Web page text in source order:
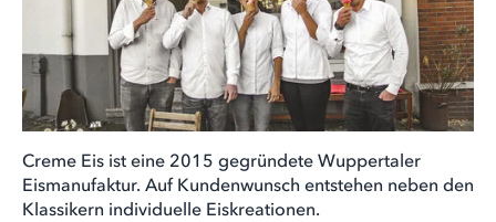
Creme Eis ist eine 2015 gegründete Wuppertaler
Eismanufaktur. Auf Kundenwunsch entstehen neben den
Klassikern individuelle Eiskreationen.